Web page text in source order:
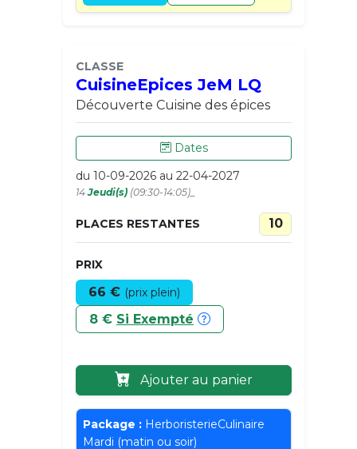
CLASSE
CuisineEpices JeM LQ
Découverte Cuisine des épices
Dates
du 10-09-2026 au 22-04-2027
14Jeudi(s) (09:30-14:05)_
PLACES RESTANTES 10
PRIX
66 € (prix plein)
8 € Si Exempté
Ajouter au panier
Package : HerboristerieCulinaire
Mardi (matin ou soir)